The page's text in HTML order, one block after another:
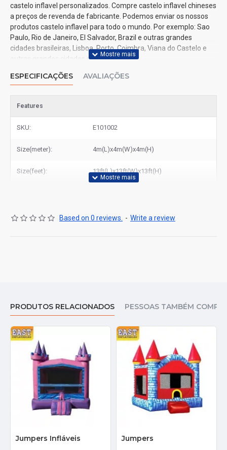
castelo inflavel personalizados. Compre castelo inflavel chineses
a preços de revenda de fabricante. Podemos enviar os nossos
produtos castelo inflavel para todo o mundo. Por exemplo: Sao
Paulo, Rio de Janeiro, El Salvador, Brazil e outras grandes
cidades brasileiras, Lisboa, Porto, Coimbra, Viana do Castelo e
outras grandes cidades portuguesas.
Produtos Relacionados:pink pula pula inflavel
ESPECIFICAÇÕES AVALIAÇÕES
Features
SKU: E101002
Size(meter): 4m(L)x4m(W)x4m(H)
Size(feet): 13ft(L)x13ft(W)x13ft(H)
Based on 0 reviews. - Write a review
PRODUTOS RELACIONADOS PESSOAS TAMBÉM
Jumpers Infláveis Jumpers